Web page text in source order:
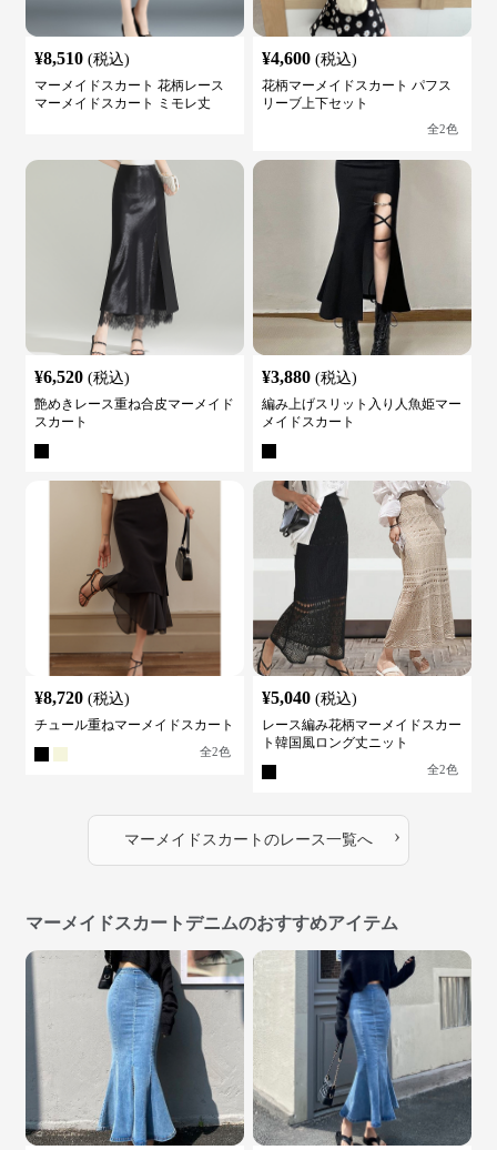
¥8,510 (税込)
マーメイドスカート 花柄レース
マーメイドスカート ミモレ丈
¥4,600 (税込)
花柄マーメイドスカート パフス
リーブ上下セット
全2色
¥6,520 (税込)
艶めきレース重ね合皮マーメイド
スカート
¥3,880 (税込)
編み上げスリット入り人魚姫マー
メイドスカート
¥8,720 (税込)
チュール重ねマーメイドスカート
全2色
¥5,040 (税込)
レース編み花柄マーメイドスカー
ト韓国風ロング丈ニット
全2色
マーメイドスカート のレース一覧へ ›
マーメイドスカートデニムのおすすめアイテム